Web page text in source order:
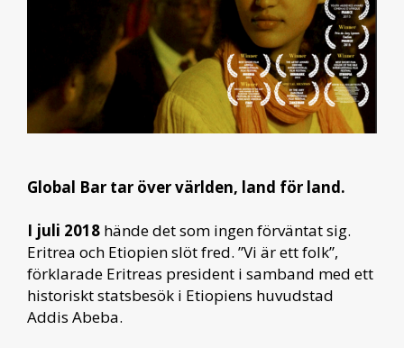
Global Bar tar över världen, land för land.
I juli 2018 hände det som ingen förväntat sig.
Eritrea och Etiopien slöt fred. ”Vi är ett folk”,
förklarade Eritreas president i samband med ett
historiskt statsbesök i Etiopiens huvudstad
Addis Abeba.